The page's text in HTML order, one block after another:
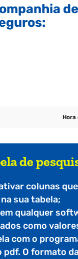
de
Hora
de
colunas
sua tabela;
qualquer
como
com o
O formato